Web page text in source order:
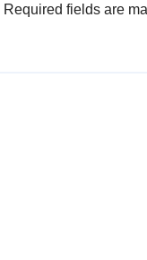
Required fields are